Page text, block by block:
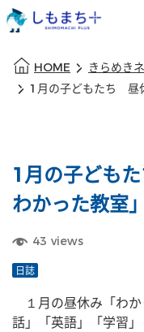
HOME きらめき
1月の子どもたち 昼
1月の子ども
わかった教室」
43 views
日誌
１月の昼休み「わ
話」「英語」「学習